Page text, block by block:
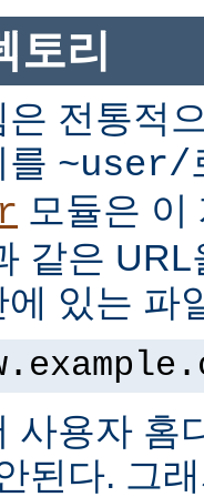
토리
은 전통적
를 ~user/
모듈은
같은
있는 파
사용자 홈
된다. 그